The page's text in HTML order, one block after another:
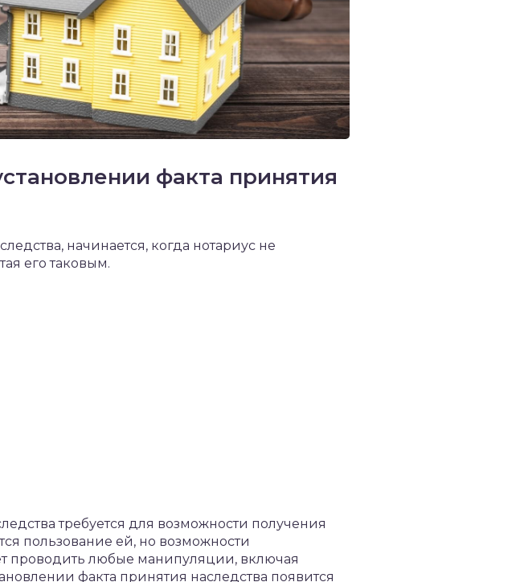
факта принятия
начинается, когда нотариус не
его таковым.
требуется для возможности получения
пользование ей, но возможности
проводить любые манипуляции, включая
факта принятия наследства появится